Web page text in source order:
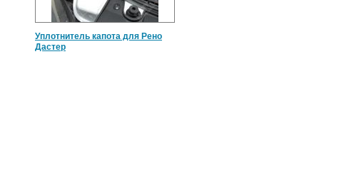
Уплотнитель капота для Рено
Дастер